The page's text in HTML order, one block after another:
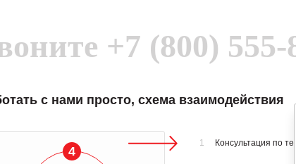
+7 (800) 555-
с нами просто, схема взаимодействия
4
1 Консультация по